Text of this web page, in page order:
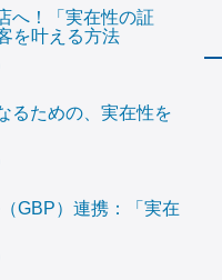
へ！「実在性の証
を叶える方法
るための、実在性を
GBP）連携：「実在